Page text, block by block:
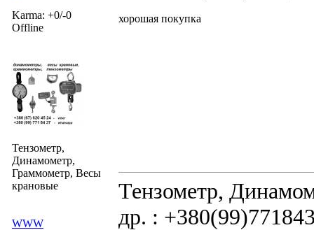
Karma: +0/-0
Offline
Тензометр,
Динамометр,
Граммометр, Весы
крановые
WWW
хорошая покупка
Тензометр,
др. :